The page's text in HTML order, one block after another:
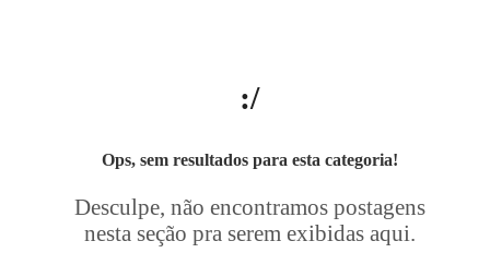
:/
Ops, sem resultados para esta categoria!
Desculpe, não encontramos postagens
nesta seção pra serem exibidas aqui.